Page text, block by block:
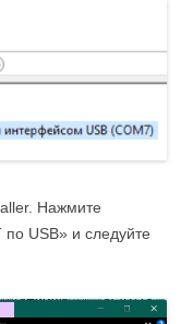
Нажмите
USB» и следуйте